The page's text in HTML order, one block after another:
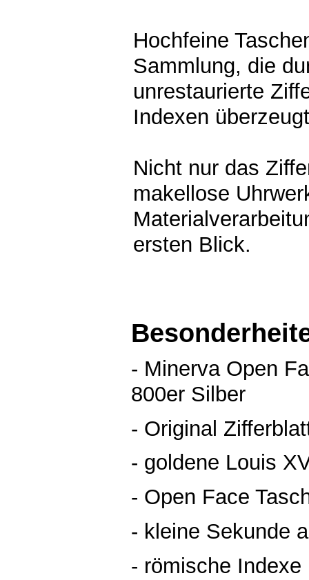
Hochfeine
Sammlung, die
unrestaurierte
Indexen
Nicht nur das
makellose
ersten Blick.
- Minerva Open
800er Silber
- Original
- goldene Louis
- Open Face
- kleine Sekunde
- römische Indexe